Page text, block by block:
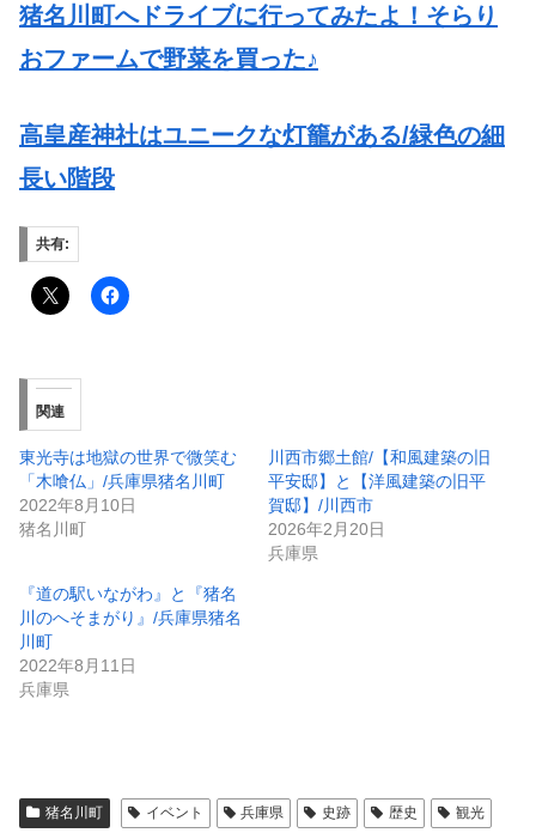
猪名川町へドライブに行ってみたよ！そらり
おファームで野菜を買った♪
高皇産神社はユニークな灯籠がある/緑色の細
長い階段
共有:
関連
東光寺は地獄の世界で微笑む
「木喰仏」/兵庫県猪名川町
2022年8月10日
猪名川町
川西市郷土館/【和風建築の旧
平安邸】と【洋風建築の旧平
賀邸】/川西市
2026年2月20日
兵庫県
『道の駅いながわ』と『猪名
川のへそまがり』/兵庫県猪名
川町
2022年8月11日
兵庫県
猪名川町 イベント 兵庫県 史跡 歴史 観光